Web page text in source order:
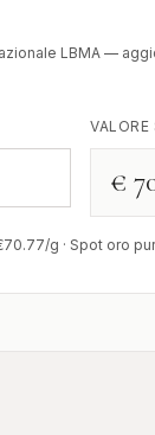
LBMA —
€
70.77/g · Spot oro